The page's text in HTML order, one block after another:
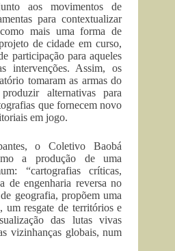
aos movimentos de
para contextualizar
mais uma forma de
de cidade em curso,
participação para aqueles
intervenções. Assim, os
tomaram as armas do
alternativas para
que fornecem novo
em jogo.
o Coletivo Baobá
a produção de uma
“cartografias críticas,
de engenharia reversa no
geografia, propõem uma
um resgate de territórios e
das lutas vivas
vizinhanças globais, num